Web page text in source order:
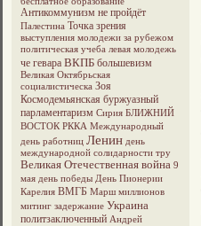
Антикоммунизм не пройдёт
Палестина Точка зрения
выступления молодежи за рубежом
политическая учеба левая молодежь
че гевара ВКПБ большевизм
Великая Октябрьская
социалистическа Зоя
Космодемьянская буржуазный
парламентаризм Сирия БЛИЖНИЙ
ВОСТОК РККА Международный
день работниц Ленин день
международной солидарности тру
Великая Отечественная война 9
мая день победы День Пионерии
Карелия ВМГБ Марш миллионов
митинг задержание Украина
политзаключенный Андрей